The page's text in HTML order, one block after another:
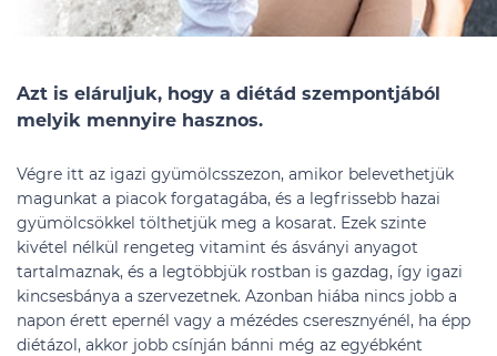
Azt is eláruljuk, hogy a diétád szempontjából
melyik mennyire hasznos.
Végre itt az igazi gyümölcsszezon, amikor belevethetjük
magunkat a piacok forgatagába, és a legfrissebb hazai
gyümölcsökkel tölthetjük meg a kosarat. Ezek szinte
kivétel nélkül rengeteg vitamint és ásványi anyagot
tartalmaznak, és a legtöbbjük rostban is gazdag, így igazi
kincsesbánya a szervezetnek. Azonban hiába nincs jobb a
napon érett epernél vagy a mézédes cseresznyénél, ha épp
diétázol, akkor jobb csínján bánni még az egyébként